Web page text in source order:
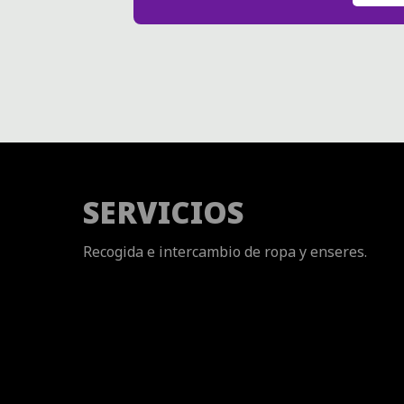
SERVICIOS
Recogida e intercambio de ropa y enseres.